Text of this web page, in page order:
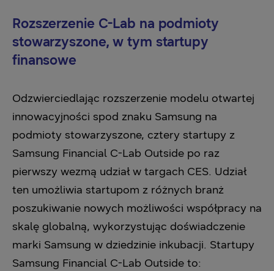
Rozszerzenie C-Lab na podmioty
stowarzyszone, w tym startupy
finansowe
Odzwierciedlając rozszerzenie modelu otwartej
innowacyjności spod znaku Samsung na
podmioty stowarzyszone, cztery startupy z
Samsung Financial C-Lab Outside po raz
pierwszy wezmą udział w targach CES. Udział
ten umożliwia startupom z różnych branż
poszukiwanie nowych możliwości współpracy na
skalę globalną, wykorzystując doświadczenie
marki Samsung w dziedzinie inkubacji. Startupy
Samsung Financial C-Lab Outside to: